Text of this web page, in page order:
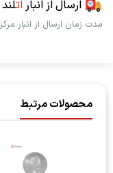
ارسال از انباراُتلند
مدت زمان ارسال از انبار مرکزی: 3 الی 5 روز
محصولات مرتبط